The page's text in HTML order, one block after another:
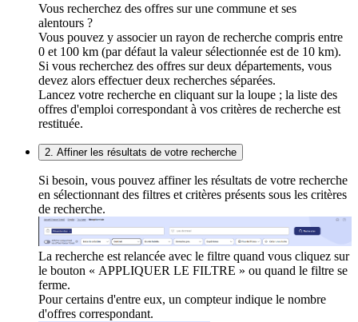
Vous recherchez des offres sur une commune et ses
alentours ?
Vous pouvez y associer un rayon de recherche compris entre
0 et 100 km (par défaut la valeur sélectionnée est de 10 km).
Si vous recherchez des offres sur deux départements, vous
devez alors effectuer deux recherches séparées.
Lancez votre recherche en cliquant sur la loupe ; la liste des
offres d'emploi correspondant à vos critères de recherche est
restituée.
2. Affiner les résultats de votre recherche
Si besoin, vous pouvez affiner les résultats de votre recherche
en sélectionnant des filtres et critères présents sous les critères
de recherche.
La recherche est relancée avec le filtre quand vous cliquez sur
le bouton « APPLIQUER LE FILTRE » ou quand le filtre se
ferme.
Pour certains d'entre eux, un compteur indique le nombre
d'offres correspondant.